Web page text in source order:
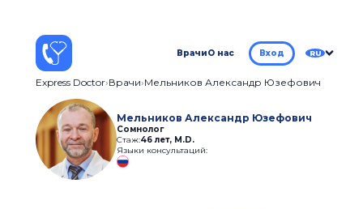
ВрачиО нас Вход RU
Express Doctor Врачи Мельников Александр Юзефович
Мельников Александр Юзефович
Сомнолог
Стаж:46 лет, M.D.
Языки консультаций: